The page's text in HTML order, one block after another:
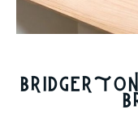
bridgerton